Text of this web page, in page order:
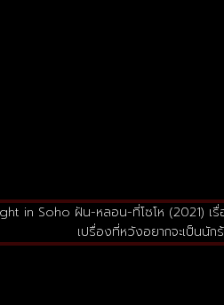
in Soho ฝัน-หลอน-ที่โซโห (2021)
เปรื่องที่หวังอยากจะเป็นนั